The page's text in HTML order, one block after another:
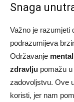
Snaga
Važno je razumjeti
podrazumijeva
Održavanje
zdravlju pomažu
zadovoljstvu. Ove
koristi, jer nam